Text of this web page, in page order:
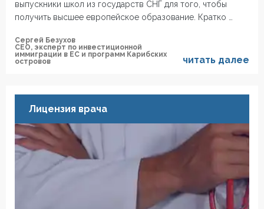
выпускники школ из государств СНГ для того, чтобы
получить высшее европейское образование. Кратко …
Сергей Безухов
СЕО, эксперт по инвестиционной
иммиграции в ЕС и программ Карибских
островов
читать далее
Лицензия врача